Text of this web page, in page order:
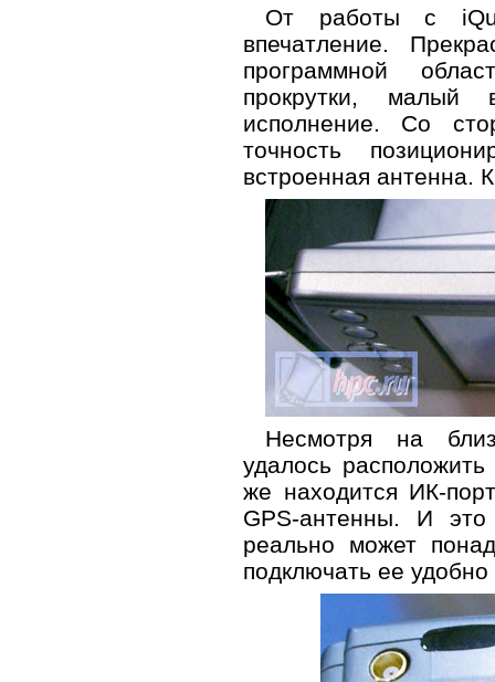
От работы с
впечатление.
программной
прокрутки, малый
исполнение. Со
точность
встроенная антенна.
Несмотря на
удалось
же находится ИК-
GPS-антенны. И
реально может
подключать ее